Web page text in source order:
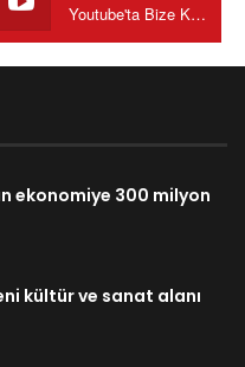
Youtube'ta Bize Katılın
ekonomiye 300 milyon
kültür ve sanat alanı